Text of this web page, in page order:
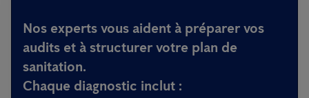
Nos experts vous aident à préparer vos
audits et à structurer votre plan de
sanitation.
Chaque diagnostic inclut :